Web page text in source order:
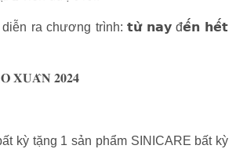
ra chương trình: 𝘁𝘂̛̀ 𝗻𝗮𝘆 đ𝗲̂́𝗻 𝗵𝗲̂́𝘁
𝐗𝐔𝐀̂𝐍 𝟐𝟎𝟐𝟒
kỳ tặng 1 sản phẩm SINICARE bất kỳ